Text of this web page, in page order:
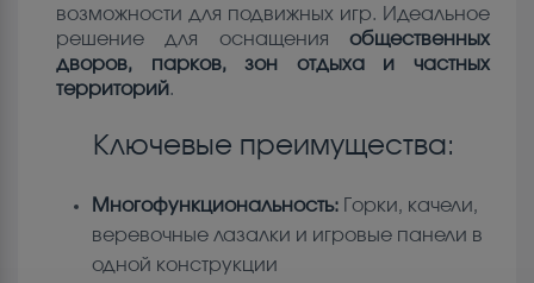
возможности для подвижных игр. Идеальное
решение для оснащения общественных
дворов, парков, зон отдыха и частных
территорий.
Ключевые преимущества:
Многофункциональность: Горки, качели,
веревочные лазалки и игровые панели в
одной конструкции